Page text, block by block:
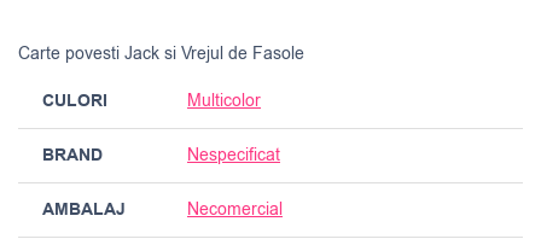
Carte povesti Jack si Vrejul de Fasole
CULORI Multicolor
BRAND Nespecificat
AMBALAJ Necomercial